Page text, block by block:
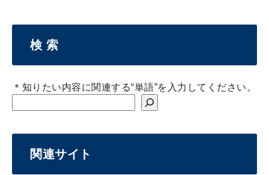
検 索
＊知りたい内容に関連する“単語”を入力してください。
関連サイト